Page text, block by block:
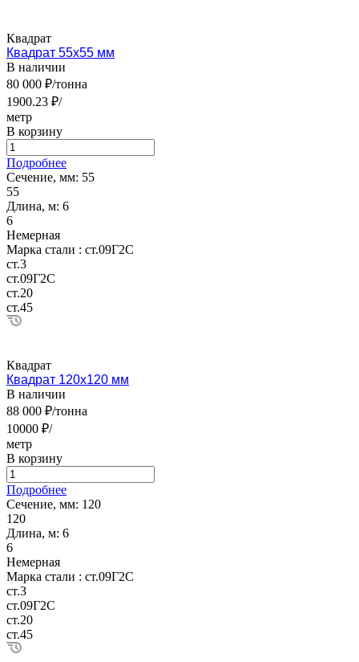
Квадрат
Квадрат 55х55 мм
В наличии
80 000 ₽/тонна
1900.23 ₽/
метр
В корзину
Подробнее
Сечение, мм: 55
55
Длина, м: 6
6
Немерная
Марка стали : ст.09Г2С
ст.3
ст.09Г2С
ст.20
ст.45
Квадрат
Квадрат 120х120 мм
В наличии
88 000 ₽/тонна
10000 ₽/
метр
В корзину
Подробнее
Сечение, мм: 120
120
Длина, м: 6
6
Немерная
Марка стали : ст.09Г2С
ст.3
ст.09Г2С
ст.20
ст.45